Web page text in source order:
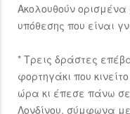
Ακολουθούν
υπόθεσης που είναι
* Τρεις δράστες
φορτηγάκι που
ώρα κι έπεσε πάνω
Λονδίνου, σύμφωνα